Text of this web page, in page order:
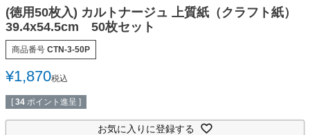
(徳用50枚入) カルトナージュ 上質紙（クラフト紙）
39.4x54.5cm 50枚セット
商品番号 CTN-3-50P
¥1,870税込
[ 34 ポイント進呈 ]
お気に入りに登録する